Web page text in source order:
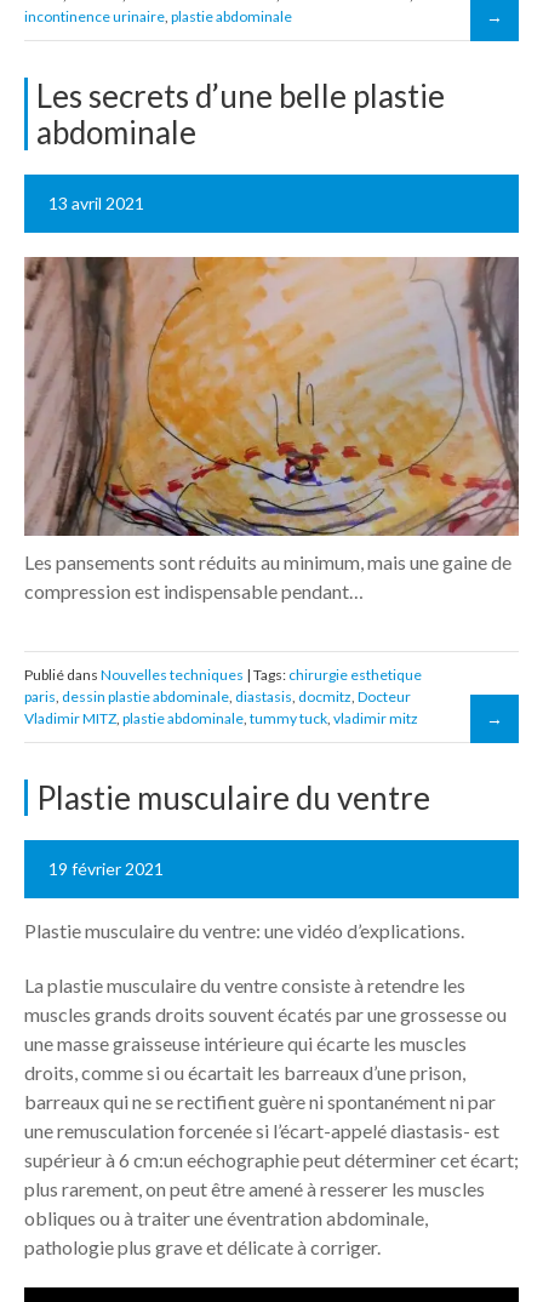
incontinence urinaire, plastie abdominale
Les secrets d’une belle plastie
abdominale
13 avril 2021
Les pansements sont réduits au minimum, mais une gaine de
compression est indispensable pendant…
Publié dans Nouvelles techniques | Tags: chirurgie esthetique
paris dessin plastie abdominale diastasis docmitz Docteur
Vladimir MITZ plastie abdominale tummy tuck vladimir mitz
Plastie musculaire du ventre
19 février 2021
Plastie musculaire du ventre: une vidéo d’explications.
La plastie musculaire du ventre consiste à retendre les
muscles grands droits souvent écatés par une grossesse ou
une masse graisseuse intérieure qui écarte les muscles
droits, comme si ou écartait les barreaux d’une prison,
barreaux qui ne se rectifient guère ni spontanément ni par
une remusculation forcenée si l’écart-appelé diastasis- est
supérieur à 6 cm:un eéchographie peut déterminer cet écart;
plus rarement, on peut être amené à resserer les muscles
obliques ou à traiter une éventration abdominale,
pathologie plus grave et délicate à corriger.